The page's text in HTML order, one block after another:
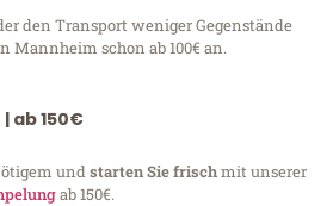
den Transport weniger Gegenstände
Mannheim schon ab 100€ an.
| ab 150€
undstarten Sie frischmit unserer
ab 150€.